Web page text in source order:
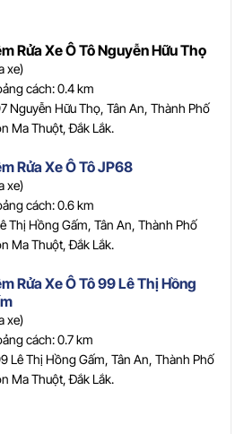
Rửa Xe Ô Tô Nguyễn Hữu Thọ
xe)
cách: 0.4 km
Nguyễn Hữu Thọ, Tân An, Thành Phố
Ma Thuột, Đắk Lắk.
Rửa Xe Ô Tô JP68
xe)
cách: 0.6 km
Thị Hồng Gấm, Tân An, Thành Phố
Ma Thuột, Đắk Lắk.
Rửa Xe Ô Tô 99 Lê Thị Hồng
xe)
cách: 0.7 km
Lê Thị Hồng Gấm, Tân An, Thành Phố
Ma Thuột, Đắk Lắk.